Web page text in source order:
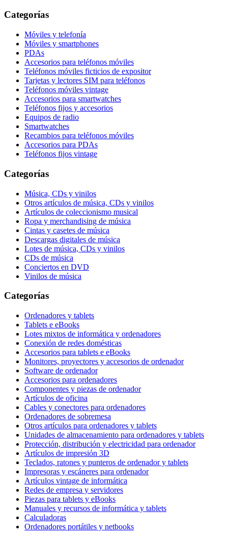
Categorías
Móviles y telefonía
Móviles y smartphones
PDAs
Accesorios para teléfonos móviles
Teléfonos móviles ficticios de expositor
Tarjetas y lectores SIM para teléfonos
Teléfonos móviles vintage
Accesorios para smartwatches
Teléfonos fijos y accesorios
Equipos de radio
Smartwatches
Recambios para teléfonos móviles
Accesorios para PDAs
Teléfonos fijos vintage
Categorías
Música, CDs y vinilos
Otros artículos de música, CDs y vinilos
Artículos de coleccionismo musical
Ropa y merchandising de música
Cintas y casetes de música
Descargas digitales de música
Lotes de música, CDs y vinilos
CDs de música
Conciertos en DVD
Vinilos de música
Categorías
Ordenadores y tablets
Tablets e eBooks
Lotes mixtos de informática y ordenadores
Conexión de redes domésticas
Accesorios para tablets e eBooks
Monitores, proyectores y accesorios de ordenador
Software de ordenador
Accesorios para ordenadores
Componentes y piezas de ordenador
Artículos de oficina
Cables y conectores para ordenadores
Ordenadores de sobremesa
Otros artículos para ordenadores y tablets
Unidades de almacenamiento para ordenadores y tablets
Protección, distribución y electricidad para ordenador
Artículos de impresión 3D
Teclados, ratones y punteros de ordenador y tablets
Impresoras y escáneres para ordenador
Artículos vintage de informática
Redes de empresa y servidores
Piezas para tablets y eBooks
Manuales y recursos de informática y tablets
Calculadoras
Ordenadores portátiles y netbooks